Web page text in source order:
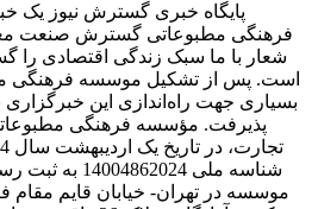
پایگاه خبری گسترش نیوز یک
فرهنگی مطبوعاتی گسترش صنعت
شعار با ما سبک زندگی اقتصادی را
است. پس از تشکیل موسسه فرهنگی
بسیاری جهت راه‌اندازی این
پذیرفت. مؤسسه فرهنگی
شناسه ملی
موسسه در تهران- خیابان قایم مقام